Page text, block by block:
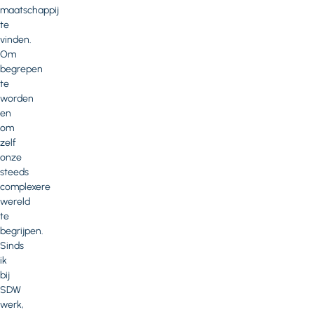
maatschappij
te
vinden.
Om
begrepen
te
worden
en
om
zelf
onze
steeds
complexere
wereld
te
begrijpen.
Sinds
ik
bij
SDW
werk,